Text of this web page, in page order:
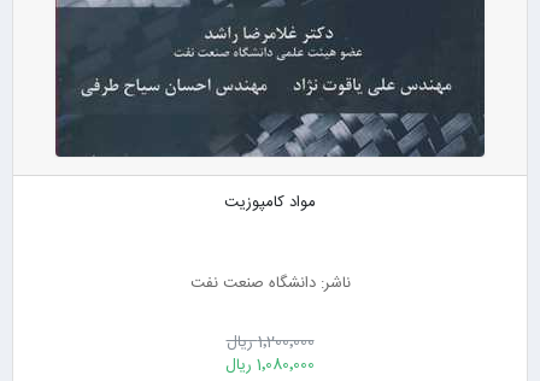
مواد کامپوزیت
ناشر: دانشگاه صنعت نفت
1٬200٬000 ریال
1٬080٬000 ریال